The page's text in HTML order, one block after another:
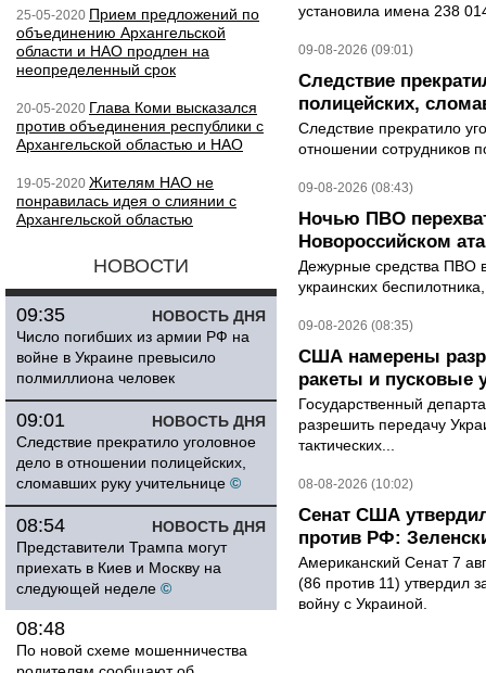
25-05-2020 Прием предложений по
объединению Архангельской
области и НАО продлен на
неопределенный срок
20-05-2020 Глава Коми высказался
против объединения республики с
Архангельской областью и НАО
19-05-2020 Жителям НАО не
понравилась идея о слиянии с
Архангельской областью
НОВОСТИ
НОВОСТЬ ДНЯ
09:35
Число погибших из армии РФ на
войне в Украине превысило
полмиллиона человек
НОВОСТЬ ДНЯ
09:01
Следствие прекратило уголовное
дело в отношении полицейских,
сломавших руку учительнице ©
НОВОСТЬ ДНЯ
08:54
Представители Трампа могут
приехать в Киев и Москву на
следующей неделе ©
08:48
По новой схеме мошенничества
установила имена 238
09-08-2026 (09:01)
Следствие
полицейских,
Следствие прекратило
отношении сотрудников
09-08-2026 (08:43)
Ночью ПВО
Новороссийском
Дежурные средства ПВО
украинских
09-08-2026 (08:35)
США намерены
ракеты и пусковые
Государственный
разрешить передачу
тактических...
08-08-2026 (10:02)
Сенат США
против РФ:
Американский Сенат 7
(86 против 11) утвердил
войну с Украиной.